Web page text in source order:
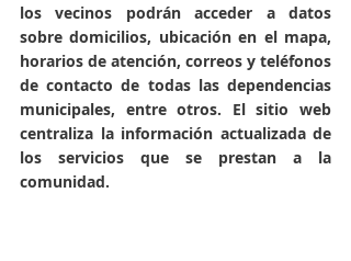
los vecinos podrán acceder a datos
sobre domicilios, ubicación en el mapa,
horarios de atención, correos y teléfonos
de contacto de todas las dependencias
municipales, entre otros. El sitio web
centraliza la información actualizada de
los servicios que se prestan a la
comunidad.